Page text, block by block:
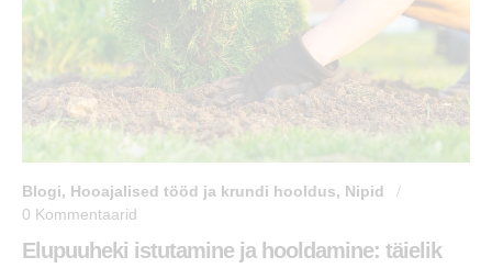
Blogi, Hooajalised tööd ja krundi hooldus, Nipid
0 Kommentaarid
Elupuuheki istutamine ja hooldamine: täielik